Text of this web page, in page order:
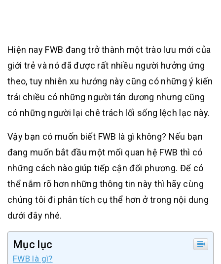
Hiện nay FWB đang trở thành một trào lưu mới của
giới trẻ và nó đã được rất nhiều người hưởng ứng
theo, tuy nhiên xu hướng này cũng có những ý kiến
trái chiều có những người tán dương nhưng cũng
có những người lại chê trách lối sống lệch lạc này.
Vậy bạn có muốn biết FWB là gì không? Nếu bạn
đang muốn bắt đầu một mối quan hệ FWB thì có
những cách nào giúp tiếp cận đối phương. Để có
thể nắm rõ hơn những thông tin này thì hãy cùng
chúng tôi đi phân tích cụ thể hơn ở trong nội dung
dưới đây nhé.
Mục lục
FWB là gì?